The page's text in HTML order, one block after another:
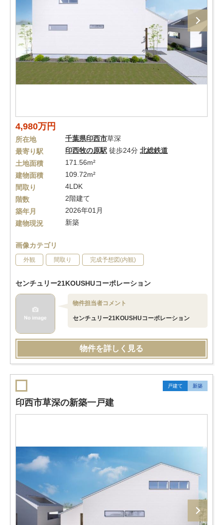
4,980万円
所在地 千葉県印西市草深
最寄り駅
印西牧の原駅 徒歩24分 北総鉄道
土地面積
171.56m²
建物面積
109.72m²
間取り
4LDK
階数
2階建て
築年月
2026年01月
建物現況
新築
画像カテゴリ
外観 間取り 完成予想図(内観)
センチュリー21KOUSHUコーポレーション
物件担当者コメント
センチュリー21KOUSHUコーポレーション
物件を詳しく見る
戸建て 新築
印西市草深の新築一戸建